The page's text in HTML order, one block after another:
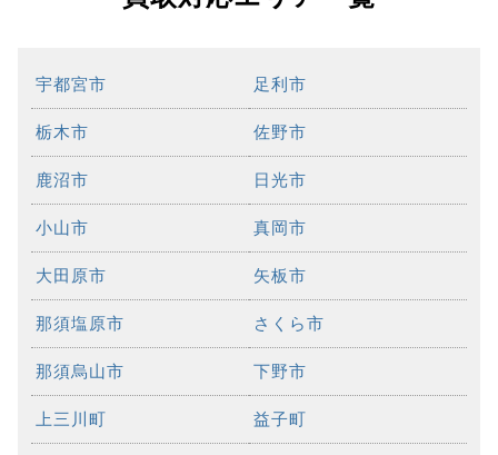
宇都宮市 足利市
栃木市 佐野市
鹿沼市 日光市
小山市 真岡市
大田原市 矢板市
那須塩原市 さくら市
那須烏山市 下野市
上三川町 益子町